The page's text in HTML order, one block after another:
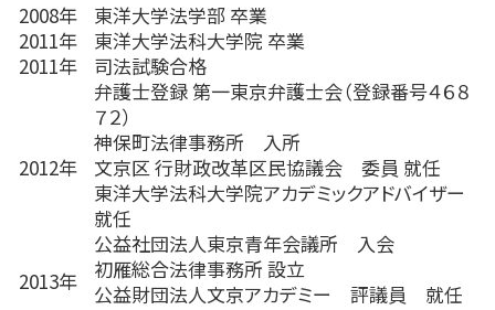
2008年
東洋大学法学部 卒業
2011年
東洋大学法科大学院 卒業
2011年
司法試験合格
2012年
弁護士登録 第一東京弁護士会（登録番号４６８
７２）
神保町法律事務所 入所
文京区 行財政改革区民協議会 委員 就任
東洋大学法科大学院アカデミックアドバイザー
就任
公益社団法人東京青年会議所 入会
2013年
初雁総合法律事務所 設立
公益財団法人文京アカデミー 評議員 就任